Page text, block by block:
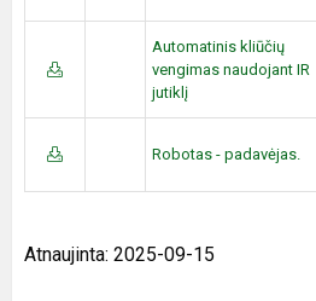
Automatinis kliūčių
vengimas naudojant IR
jutiklį
Robotas - padavėjas.
Atnaujinta: 2025-09-15